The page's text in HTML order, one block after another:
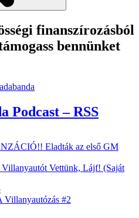
finanszírozásból
bennünket
Podcast – RSS
Eladták az első GM
Vettünk, Lájf! (Saját
Villanyautózás #2